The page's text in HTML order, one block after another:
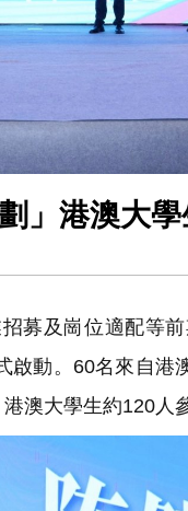
」港澳大
募及崗位適配等
動。60名來自港
澳大學生約120人